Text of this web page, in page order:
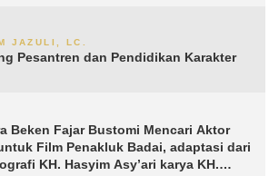
JAZULI, LC.
Pesantren dan Pendidikan Karakter
Beken Fajar Bustomi Mencari Aktor
Film Penakluk Badai, adaptasi dari
KH. Hasyim Asy’ari karya KH.